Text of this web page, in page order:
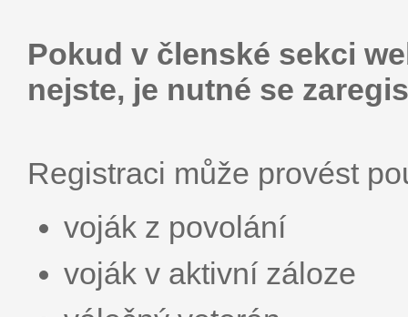
Pokud v členské sekci
nejste, je nutné se
Registraci může provést
voják z povolání
voják v aktivní záloze